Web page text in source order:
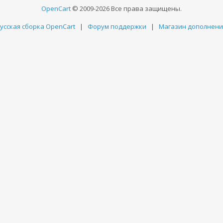
OpenCart © 2009-2026 Все права защищены.
сборка OpenCart | Форум поддержки | Магазин